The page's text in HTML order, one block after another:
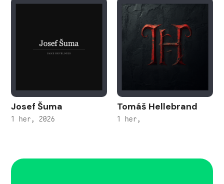
Josef Šuma
1 her, 2026
Tomáš Hellebrand
1 her,